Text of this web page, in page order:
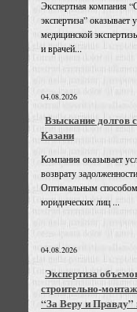
Экспертная компания
экспертиза” оказывает
медицинской
и врачей...
04.08.2026
Взыскание долгов
Казани
Компания оказывает
возврату
Оптимальным
юридических лиц ...
04.08.2026
Экспертиза
строительно-
“За Веру и Правду”